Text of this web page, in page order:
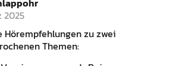
2025
Hörempfehlungen zu zwei
Themen: